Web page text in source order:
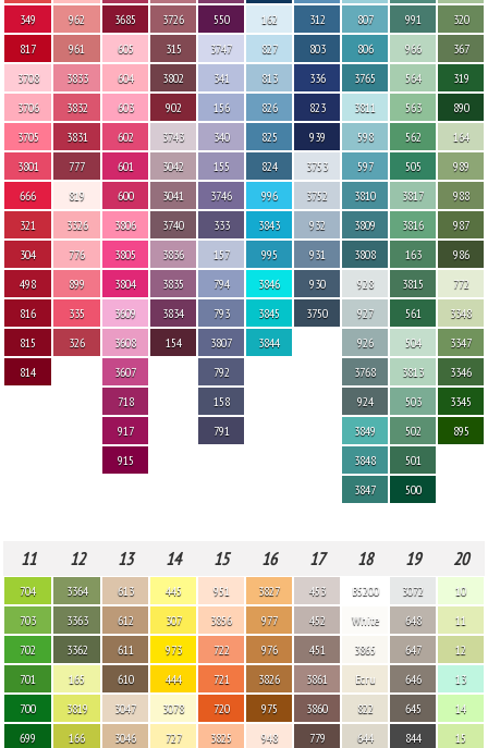
349
817
3708
3706
3705
3801
666
321
304
498
816
815
814
962
961
3833
3832
3831
777
819
3326
776
899
335
326
3685
605
604
603
602
601
600
3806
3805
3804
3609
3608
3607
718
917
915
3726
315
3802
902
3743
3042
3041
3740
3836
3835
3834
154
550
3747
341
156
340
155
3746
333
157
794
793
3807
792
158
791
162
827
813
826
825
824
996
3843
995
3846
3845
3844
312
803
336
823
939
3753
3752
932
931
930
3750
807
806
3765
3811
598
597
3810
3809
3808
928
927
926
3768
924
3849
3848
3847
991
966
564
563
562
505
3817
3816
163
3815
561
504
3813
503
502
501
500
320
367
319
890
164
989
988
987
986
772
3348
3347
3346
3345
895
11 12 13 14 15 16 17 18 19 20
704
703
702
701
700
699
3364
3363
3362
165
3819
166
613
612
611
610
3047
3046
445
307
973
444
3078
727
951
3856
722
721
720
3825
3827
977
976
3826
975
948
453
452
451
3861
3860
779
B5200
White
3865
Ecru
822
644
3072
648
647
646
645
844
10
11
12
13
14
15